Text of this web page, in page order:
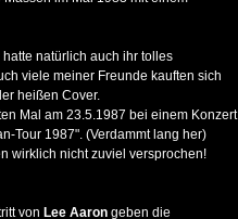
natürlich auch ihr tolles
viele meiner Freunde kauften sich
heißen Cover.
Mal am 23.5.1987 bei einem Konzert
Tour 1987". (Verdammt lang her)
wirklich nicht zuviel versprochen!
von Lee Aaron geben die